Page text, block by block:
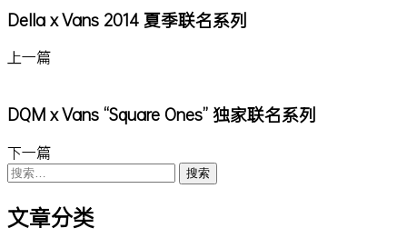
Della x Vans 2014 夏季联名系列
上一篇
DQM x Vans “Square Ones” 独家联名系列
下一篇
搜
索：
文章分类